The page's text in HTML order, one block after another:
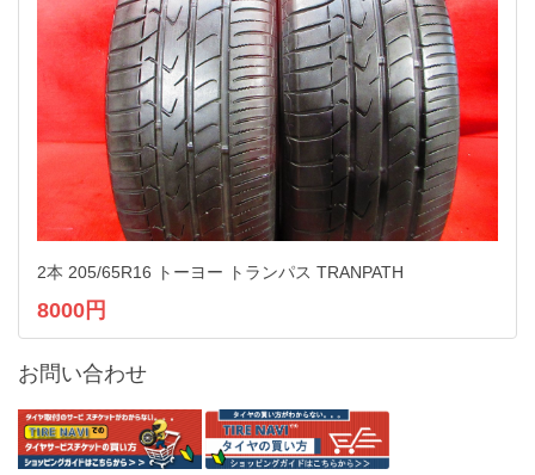
2本 205/65R16 トーヨー トランパス TRANPATH
8000円
お問い合わせ